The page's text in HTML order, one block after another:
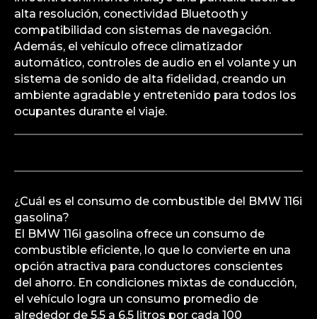
alta resolución, conectividad Bluetooth y
compatibilidad con sistemas de navegación.
Además, el vehículo ofrece climatizador
automático, controles de audio en el volante y un
sistema de sonido de alta fidelidad, creando un
ambiente agradable y entretenido para todos los
ocupantes durante el viaje.
¿Cuál es el consumo de combustible del BMW 116i
gasolina?
El BMW 116i gasolina ofrece un consumo de
combustible eficiente, lo que lo convierte en una
opción atractiva para conductores conscientes
del ahorro. En condiciones mixtas de conducción,
el vehículo logra un consumo promedio de
alrededor de 5.5 a 6.5 litros por cada 100